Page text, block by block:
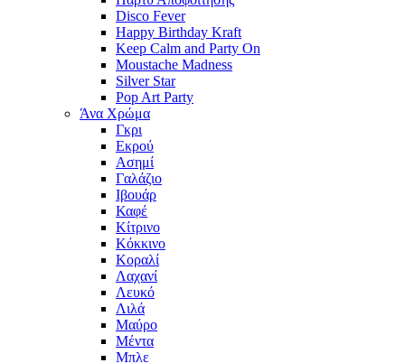
Disco Fever
Happy Birthday Kraft
Keep Calm and Party On
Moustache Madness
Silver Star
Pop Art Party
Άνα Χρώμα
Γκρι
Εκρού
Ασημί
Γαλάζιο
Ιβουάρ
Καφέ
Κίτρινο
Κόκκινο
Κοραλί
Λαχανί
Λευκό
Λιλά
Μαύρο
Μέντα
Μπλε